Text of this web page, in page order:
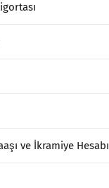
ve İkramiye Hesabı